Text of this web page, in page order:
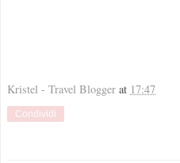
Kristel - Travel Blogger at 17:47
Condividi